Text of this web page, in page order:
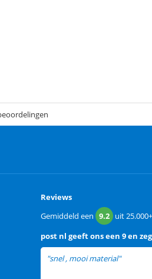
Reviews
Gemiddeld een 9.2 uit25.000+
post nl geeft ons een 9 en
"snel , mooi material"